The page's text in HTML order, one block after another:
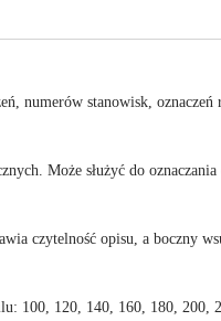
numerów stanowisk, oznaczeń
Może służyć do
czytelność opisu, a boczny
100, 120, 140, 160, 180, 200,